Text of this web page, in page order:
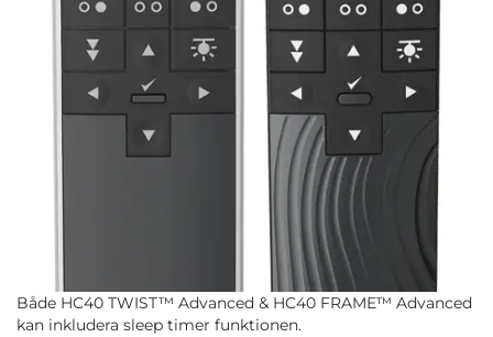
Både HC40 TWIST™ Advanced & HC40 FRAME™ Advanced
kan inkludera sleep timer funktionen.